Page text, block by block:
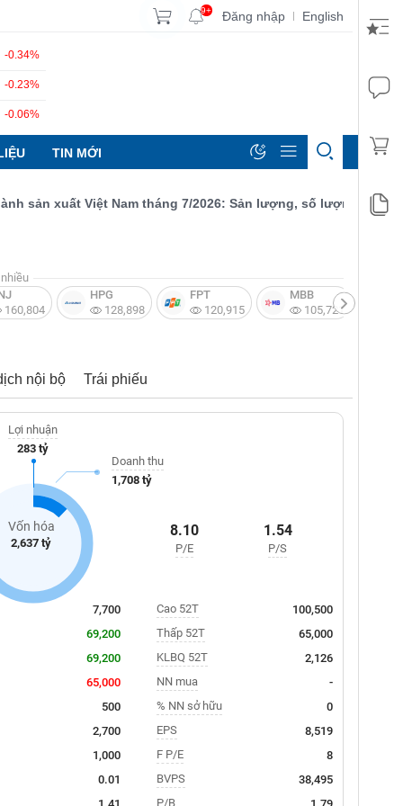
9+ Đăng nhập | English
-0.34%
-0.23%
-0.06%
TIN MỚI
xuất Việt Nam tháng 7/2026: Sản lượng, số lượng đơn đặt
160,804
HPG
128,898
FPT
120,915
MBB
105,721
nội bộ Trái phiếu
Vốn hóa
2,637 tỷ
Lợi nhuận
283 tỷ
Doanh thu
1,708 tỷ
8.10
P/E
1.54
P/S
7,700
69,200
69,200
65,000
500
2,700
1,000
0.01
1.41
Cao 52T
100,500
Thấp 52T
65,000
KLBQ 52T
2,126
NN mua
-
% NN sở hữu
0
EPS
8,519
F P/E
8
BVPS
38,495
P/B
1.79